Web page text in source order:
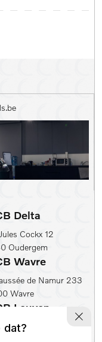
Delta
Cockx 12
Oudergem
Wavre
de Namur 233
Wavre
Leuven
2
dat?